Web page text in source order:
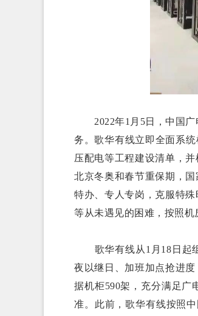
2022年1月5日，中国广
务。歌华有线立即全面系
压配电等工程建设清单，
北京冬奥和春节重保期，
特办、专人专岗，克服特
等从未遇见的困难，按照机
歌华有线从1月18日起组
夜以继日、加班加点抢进
据机柜590架，充分满足广
准。此前，歌华有线按照